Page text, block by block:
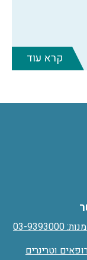
קרא עוד
9393000
וטרינרים